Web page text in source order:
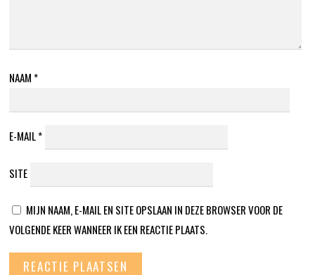
NAAM *
E-MAIL*
SITE
MIJN NAAM, E-MAIL EN SITE OPSLAAN IN DEZE BROWSER VOOR DE
VOLGENDE KEER WANNEER IK EEN REACTIE PLAATS.